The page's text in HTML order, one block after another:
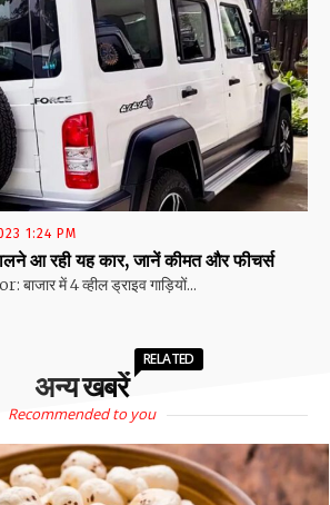
1:24 PM
आ रही यह कार, जानें कीमत और फीचर्स
में 4 व्हील ड्राइव गाड़ियों...
अन्य खबरें
RELATED
Recommended to you